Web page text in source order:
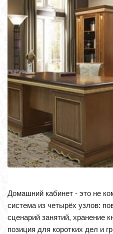
Домашний кабинет - это не
система из четырёх узлов:
сценарий занятий, хранение
позиция для коротких дел и